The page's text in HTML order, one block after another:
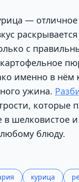
—
с
именно в нём
ужина.
которые
шелковистое
блюду.
курица